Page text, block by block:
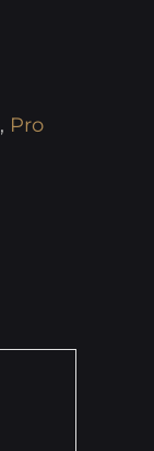
, Pro